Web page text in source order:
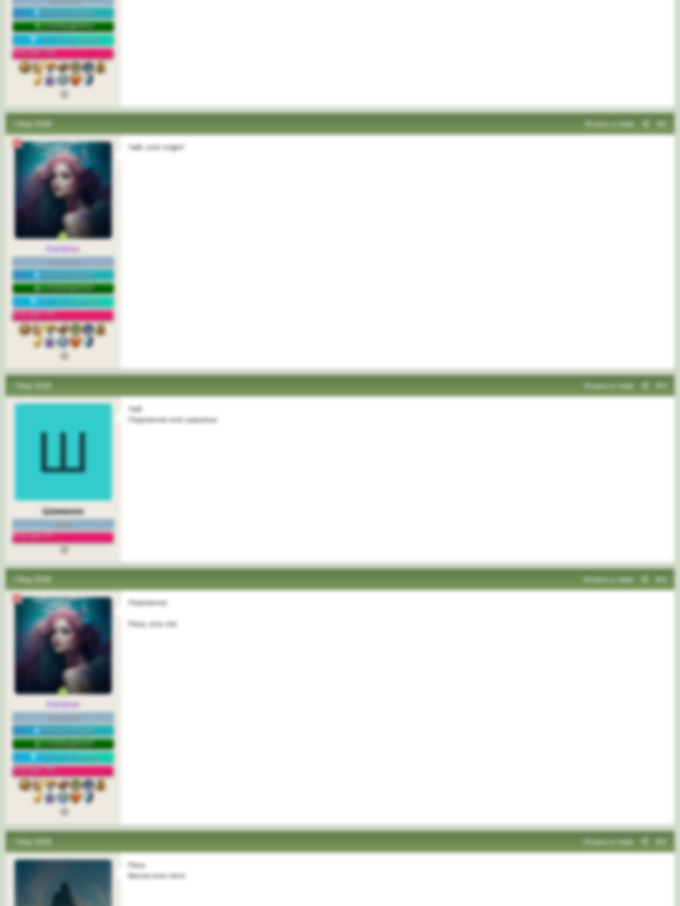
СУПЕРМОДЕРАТОР
Топ-постер месяца
Репутация: 75%
1 Мар 2026 Искать в теме #2
Селена
СУПЕРМОДЕРАТОР
Топ-постер месяца
Репутация: 75%
Чай, или кофе?
1 Мар 2026 Искать в теме #3
Ш
Шаманка
Репутация: 0%
Чай
Пирожное или шашлык
1 Мар 2026 Искать в теме #4
Селена
СУПЕРМОДЕРАТОР
Топ-постер месяца
Репутация: 75%
Пирожное
Река, или лес
1 Мар 2026 Искать в теме #5
Река
Весна или лето